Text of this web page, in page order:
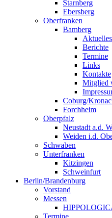
Starnberg
Ebersberg
Oberfranken
Bamberg
Aktuelles
Berichte
Termine
Links
Kontakte
Mitglied
Coburg/
Forchheim
Oberpfalz
Neustadt a.d.
Weiden i.d.
Schwaben
Unterfranken
Kitzingen
Schweinfurt
Berlin/Brandenburg
Vorstand
Messen
Termine